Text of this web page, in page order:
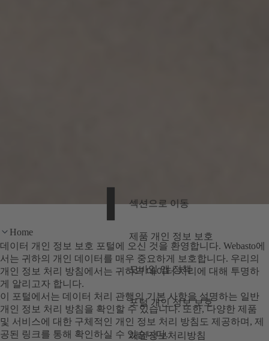
섹션으로 이동
제품 개인 정보 보호
모바일 앱 정책
포털 개인 정보 보호
개인정보처리방침
Home
데이터 개인 정보 보호 포털에 오신 것을 환영합니다. Webasto에
서는 귀하의 개인 데이터를 매우 중요하게 보호합니다. 우리의
개인 정보 처리 방침에서는 귀하의 데이터 처리에 대해 투명하
게 알리고자 합니다.
이 포털에서는 데이터 처리 관행의 기본 사항을 설명하는 일반
개인 정보 처리 방침을 확인할 수 있습니다. 또한, 다양한 제품
및 서비스에 대한 구체적인 개인 정보 처리 방침도 제공하며, 제
공된 링크를 통해 확인하실 수 있습니다.